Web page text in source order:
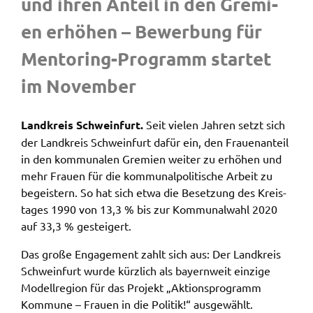
en erhö­hen – Bewer­bung für
Mento­ring-Programm star­tet
im Novem­ber
Land­kreis Schwein­furt. Seit vielen Jahren setzt sich
der Land­kreis Schwein­furt dafür ein, den Frau­en­an­teil
in den kommu­na­len Gremi­en weiter zu erhö­hen und
mehr Frau­en für die kommu­nal­po­li­ti­sche Arbeit zu
begeis­tern. So hat sich etwa die Beset­zung des Kreis­
ta­ges 1990 von 13,3 % bis zur Kommu­nal­wahl 2020
auf 33,3 % gestei­gert.
Das große Enga­ge­ment zahlt sich aus: Der Land­kreis
Schwein­furt wurde kürz­lich als bayern­weit einzi­ge
Modell­re­gi­on für das Projekt „Akti­ons­pro­gramm
Kommu­ne – Frau­en in die Poli­tik!“ ausge­wählt.
Name:
accessibility
Anbieter:
Landratsamt Schweinfurt
Kontrast und Schriftgröße
Cookie Laufzeit:
Session
EXTERNE MEDIEN
Daten bei Aktivierung dieser Auswahlaußerhalb
des Verantwortungsbereichs des Landratsamtes
Schweinfurt liegt und hierfür ausschließlich die
Datenschutzbestimmungen des Anbieters YouTube